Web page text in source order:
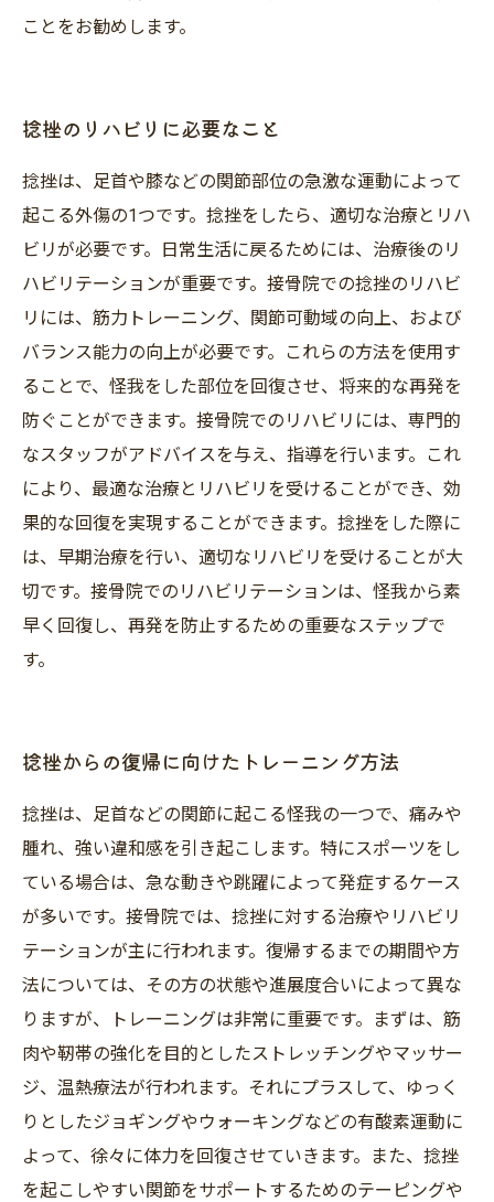
ことをお勧めします。
捻挫のリハビリに必要なこと
捻挫は、足首や膝などの関節部位の急激な運動によって
起こる外傷の1つです。捻挫をしたら、適切な治療とリハ
ビリが必要です。日常生活に戻るためには、治療後のリ
ハビリテーションが重要です。接骨院での捻挫のリハビ
リには、筋力トレーニング、関節可動域の向上、および
バランス能力の向上が必要です。これらの方法を使用す
ることで、怪我をした部位を回復させ、将来的な再発を
防ぐことができます。接骨院でのリハビリには、専門的
なスタッフがアドバイスを与え、指導を行います。これ
により、最適な治療とリハビリを受けることができ、効
果的な回復を実現することができます。捻挫をした際に
は、早期治療を行い、適切なリハビリを受けることが大
切です。接骨院でのリハビリテーションは、怪我から素
早く回復し、再発を防止するための重要なステップで
す。
捻挫からの復帰に向けたトレーニング方法
捻挫は、足首などの関節に起こる怪我の一つで、痛みや
腫れ、強い違和感を引き起こします。特にスポーツをし
ている場合は、急な動きや跳躍によって発症するケース
が多いです。接骨院では、捻挫に対する治療やリハビリ
テーションが主に行われます。復帰するまでの期間や方
法については、その方の状態や進展度合いによって異な
りますが、トレーニングは非常に重要です。まずは、筋
肉や靭帯の強化を目的としたストレッチングやマッサー
ジ、温熱療法が行われます。それにプラスして、ゆっく
りとしたジョギングやウォーキングなどの有酸素運動に
よって、徐々に体力を回復させていきます。また、捻挫
を起こしやすい関節をサポートするためのテーピングや